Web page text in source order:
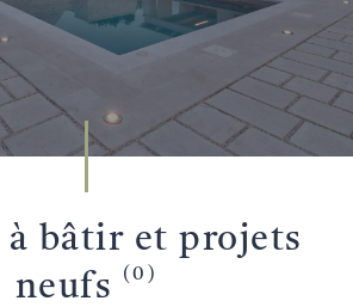
VOTRE
bâtir et projets
neufs
(0)